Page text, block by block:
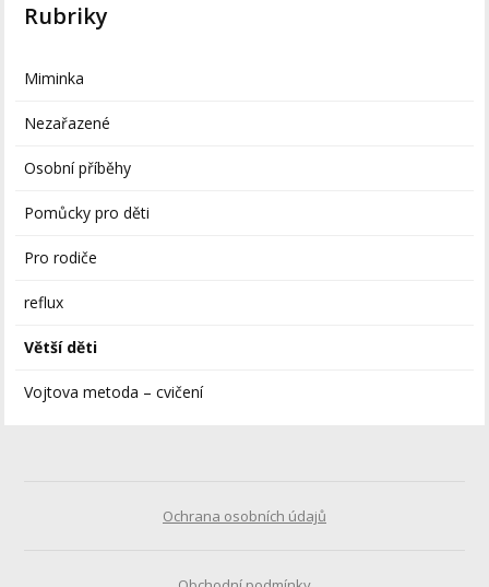
Rubriky
Miminka
Nezařazené
Osobní příběhy
Pomůcky pro děti
Pro rodiče
reflux
Větší děti
Vojtova metoda – cvičení
Ochrana osobních údajů